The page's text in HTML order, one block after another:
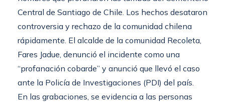
Central de Santiago de Chile. Los hechos desataron
controversia y rechazo de la comunidad chilena
rápidamente. El alcalde de la comunidad Recoleta,
Fares Jadue, denunció el incidente como una
“profanación cobarde” y anunció que llevó el caso
ante la Policía de Investigaciones (PDI) del país.
En las grabaciones, se evidencia a las personas